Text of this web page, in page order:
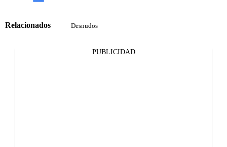
Relacionados Desnudos
PUBLICIDAD